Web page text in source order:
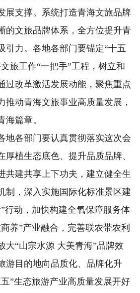
展支撑。系统打造青海文旅品牌
的文旅品牌体系，全方位提升青
引力。各地各部门要锚定“十五
旅工作“一把手”工程，树立和
过改革激活发展动能，聚焦重点
推动青海文旅事业高质量发展，
海篇章。
各部门要认真贯彻落实这次会
厚植生态底色、提升品质品牌、
共建共享上下功夫，建立健全生
制，深入实施国际化标准景区建
行动，加快构建全氧保障服务体
养”产业融合，完善联农带农利
大“山宗水源 大美青海”品牌效
游目的地向品质化、品牌化升
”生态旅游产业高质量发展开好